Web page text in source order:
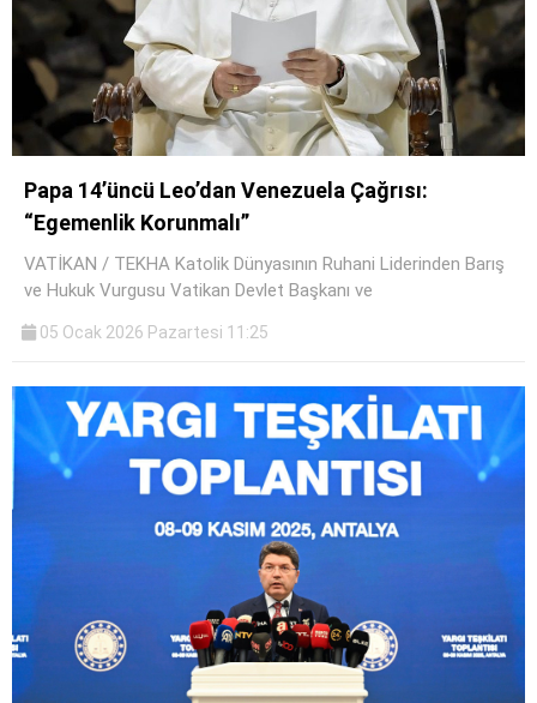
Papa 14’üncü Leo’dan Venezuela Çağrısı:
“Egemenlik Korunmalı”
VATİKAN / TEKHA Katolik Dünyasının Ruhani Liderinden Barış
ve Hukuk Vurgusu Vatikan Devlet Başkanı ve
05 Ocak 2026 Pazartesi 11:25